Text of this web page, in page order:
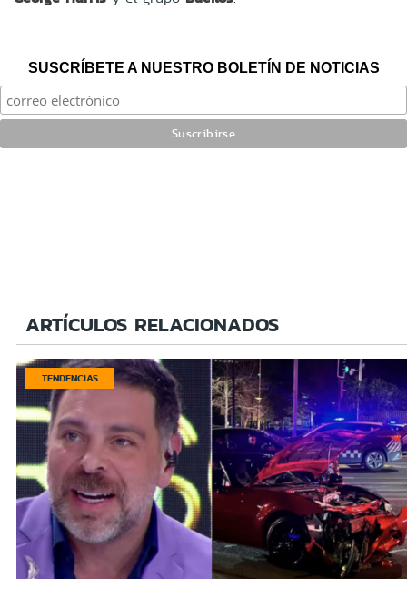
SUSCRÍBETE A NUESTRO BOLETÍN DE NOTICIAS
ARTÍCULOS RELACIONADOS
TENDENCIAS